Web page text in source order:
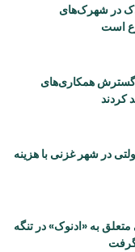
در شهرک‌های
است
گسترش همکاری‌های
کردند
در شهر غزنی با هزینه
به «ادنوک» در تنگه